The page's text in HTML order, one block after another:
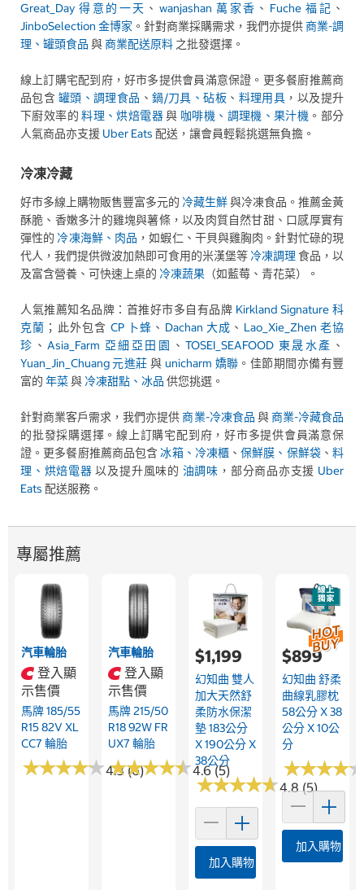
Great_Day 得意的一天 、 wanjashan 萬家香 、 Fuche 福記 、
JinboSelection 金博家 。針對商業採購需求，我們亦提供商業-調
理、罐頭食品 與商業配送原料 之批發選擇。
線上訂購宅配到府，好市多提供會員滿意保證。更多餐廚推薦商
品包含 罐頭、調理食品 、鍋/刀具、砧板 、 料理用具 ，以及提升
下廚效率的料理、烘焙電器與 咖啡機、調理機、果汁機 。部分
人氣商品亦支援 Uber Eats 配送，讓會員輕鬆挑選無負擔。
冷凍冷藏
好市多線上購物販售豐富多元的 冷藏生鮮與冷凍食品。推薦金黃
酥脆、香嫩多汁的雞塊與薯條，以及肉質自然甘甜、口感厚實有
彈性的 冷凍海鮮、肉品 ，如蝦仁、干貝與雞胸肉。針對忙碌的現
代人，我們提供微波加熱即可食用的米漢堡等 冷凍調理 食品，以
及富含營養、可快速上桌的 冷凍蔬果 （如藍莓、青花菜）。
人氣推薦知名品牌：首推好市多自有品牌 Kirkland Signature 科
克蘭 ；此外包含 CP 卜蜂 、 Dachan 大成 、 Lao_Xie_Zhen 老協
珍 、Asia_Farm 亞細亞田園 、TOSEI_SEAFOOD 東晟水產 、
Yuan_Jin_Chuang 元進莊 與unicharm 嬌聯 。佳節期間亦備有豐
富的 年菜與 冷凍甜點、冰品 供您挑選。
針對商業客戶需求，我們亦提供商業-冷凍食品 與商業-冷藏食品
的批發採購選擇。線上訂購宅配到府，好市多提供會員滿意保
證。更多餐廚推薦商品包含冰箱、冷凍櫃 、保鮮膜、保鮮袋、料
理、烘焙電器 以及提升風味的 油調味 ，部分商品亦支援 Uber
Eats 配送服務。
專屬推薦
汽車輪胎
登入顯
示售價
馬牌 185/55
R15 82V XL
CC7 輪胎
★★★★★
★★★★★4.3 (6)
汽車輪胎
登入顯
示售價
馬牌 215/50
R18 92W FR
UX7 輪胎
★★★★★
★★★★★4.6 (5)
$1,199
幻知曲 雙人
加大天然舒
柔防水保潔
墊 183公分
X 190公分 X
38公分
★★★★★
★★★★★4.8 (5)
加入購物車
$899
幻知曲 舒柔
曲線乳膠枕
58公分 X 38
公分 X 10公
分
★★★★
★★★★
加入購物車